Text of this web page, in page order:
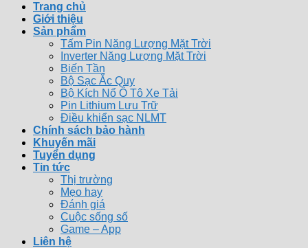
Trang chủ
Giới thiệu
Sản phẩm
Tấm Pin Năng Lượng Mặt Trời
Inverter Năng Lượng Mặt Trời
Biến Tần
Bộ Sạc Ắc Quy
Bộ Kích Nổ Ô Tô Xe Tải
Pin Lithium Lưu Trữ
Điều khiển sạc NLMT
Chính sách bảo hành
Khuyến mãi
Tuyển dụng
Tin tức
Thị trường
Mẹo hay
Đánh giá
Cuộc sống số
Game – App
Liên hệ